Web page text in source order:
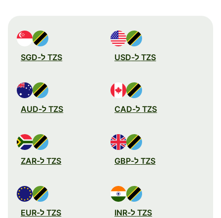
TZS ל-USD TZS ל-SGD
TZS ל-CAD TZS ל-AUD
TZS ל-GBP TZS ל-ZAR
TZS ל-INR TZS ל-EUR